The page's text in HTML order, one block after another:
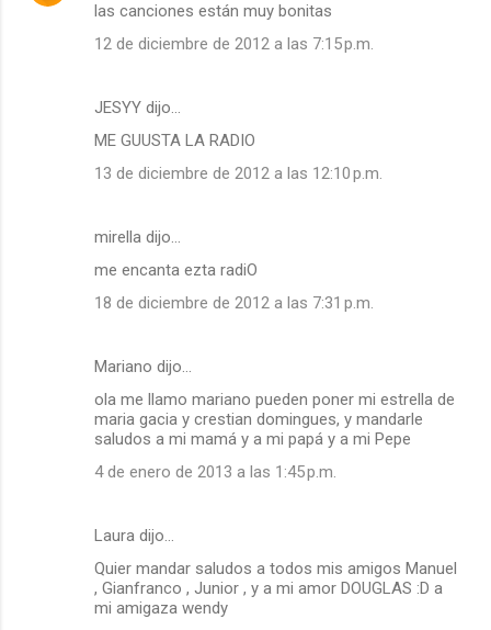
las canciones están muy bonitas
12 de diciembre de 2012 a las 7:15 p.m.
JESYY dijo…
ME GUUSTA LA RADIO
13 de diciembre de 2012 a las 12:10 p.m.
mirella dijo…
me encanta ezta radiO
18 de diciembre de 2012 a las 7:31 p.m.
Mariano dijo…
ola me llamo mariano pueden poner mi estrella de
maria gacia y crestian domingues, y mandarle
saludos a mi mamá y a mi papá y a mi Pepe
4 de enero de 2013 a las 1:45 p.m.
Laura dijo…
Quier mandar saludos a todos mis amigos Manuel
, Gianfranco , Junior , y a mi amor DOUGLAS :D a
mi amigaza wendy